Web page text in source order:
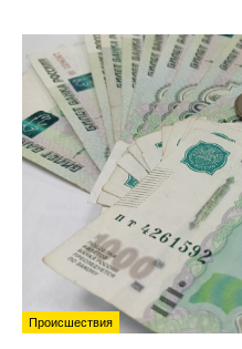
Происшествия